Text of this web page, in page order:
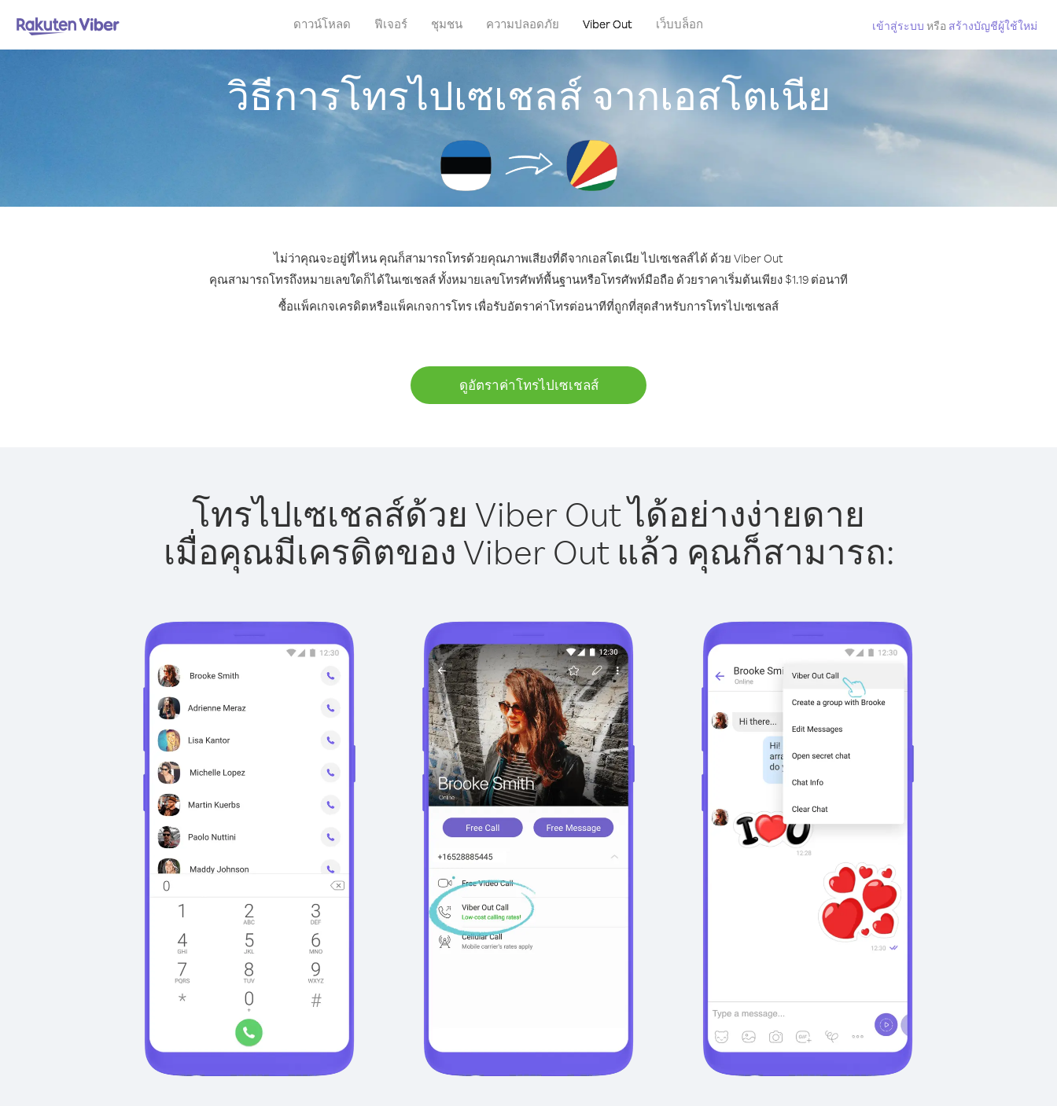
ดาวน์โหลด ฟีเจอร์ ชุมชน ความปลอดภัย Viber Out เว็บบล็อก เข้าสู่ระบบ หรือ สร้างบัญชีผู้ใช้ใหม่
วิธีการโทรไปเซเชลส์ จากเอสโตเนีย
ไม่ว่าคุณจะอยู่ที่ไหน คุณก็สามารถโทรด้วยคุณภาพเสียงที่ดีจากเอสโตเนีย ไปเซเชลส์ได้ ด้วย Viber Out
คุณสามารถโทรถึงหมายเลขใดก็ได้ในเซเชลส์ ทั้งหมายเลขโทรศัพท์พื้นฐานหรือโทรศัพท์มือถือ ด้วยราคาเริ่มต้นเพียง $1.19 ต่อนาที
ซื้อแพ็คเกจเครดิตหรือแพ็คเกจการโทร เพื่อรับอัตราค่าโทรต่อนาทีที่ถูกที่สุดสำหรับการโทรไปเซเชลส์
ดูอัตราค่าโทรไปเซเชลส์
โทรไปเซเชลส์ด้วย Viber Out ได้อย่างง่ายดาย
เมื่อคุณมีเครดิตของ Viber Out แล้ว คุณก็สามารถ: